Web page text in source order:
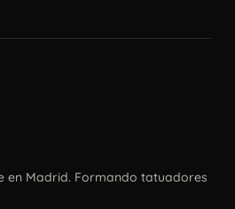
en Madrid. Formando tatuadores